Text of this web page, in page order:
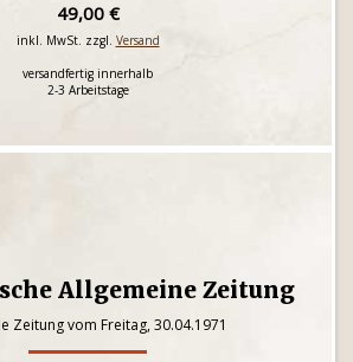
49,00 €
inkl. MwSt. zzgl. Versand
versandfertig innerhalb
2-3 Arbeitstage
Allgemeine Zeitung
Zeitung vom Freitag, 30.04.1971